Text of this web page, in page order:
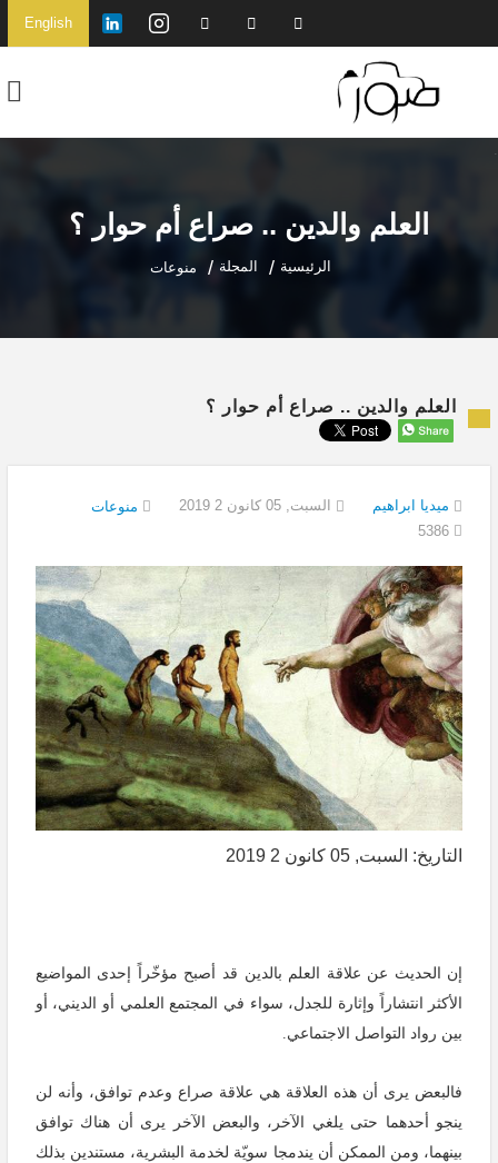
English
العلم والدين .. صراع أم حوار ؟
الرئيسية المجلة منوعات
العلم والدين .. صراع أم حوار ؟
ميديا ابراهيم السبت, 05 كانون 2 2019
منوعات
التاريخ: السبت, 05 كانون 2 2019
إن الحديث عن علاقة العلم بالدين قد أصبح مؤخّراً إحدى المواضيع
الأكثر انتشاراً وإثارة للجدل، سواء في المجتمع العلمي أو الديني، أو
بين رواد التواصل الاجتماعي.
فالبعض يرى أن هذه العلاقة هي علاقة صراع وعدم توافق، وأنه لن
ينجو أحدهما حتى يلغي الآخر، والبعض الآخر يرى أن هناك توافق
بينهما، ومن الممكن أن يندمجا سويّة لخدمة البشرية، مستندين بذلك